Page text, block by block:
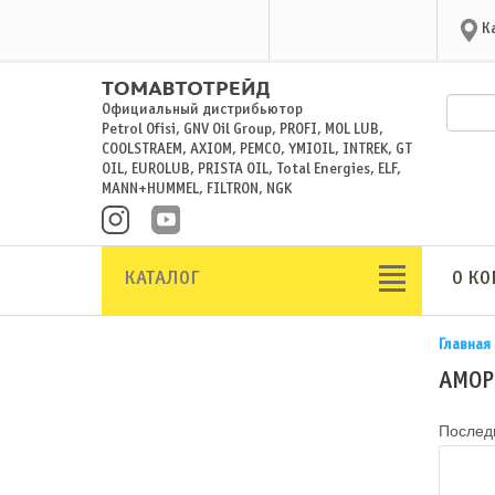
Официальный дистрибьютор
Petrol Ofisi, GNV Oil Group, PROFI, MOL LUB,
COOLSTRAEM, AXIOM, PEMCO, YMIOIL, INTREK, GT
OIL, EUROLUB, PRISTA OIL, Total Energies, ELF,
MANN+HUMMEL, FILTRON, NGK
КАТАЛОГ О
Главная